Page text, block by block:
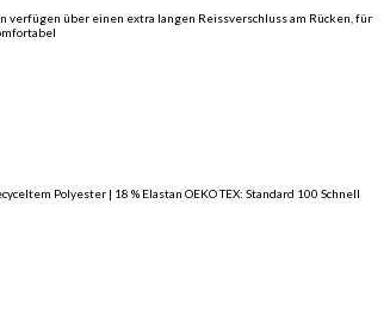
verfügen über einen extra langen Reissverschluss am Rücken, für
Polyester | 18 % Elastan OEKO TEX: Standard 100 Schnell